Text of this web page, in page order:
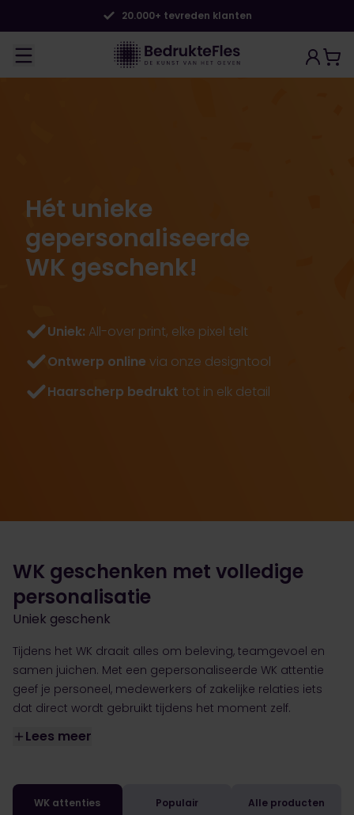
20.000+ tevreden klanten
Hét unieke
gepersonaliseerde
WK geschenk!
Uniek: All-over print, elke pixel telt
Ontwerp online via onze designtool
Haarscherp bedrukt tot in elk detail
WK geschenken met volledige
personalisatie
Uniek geschenk
Tijdens het WK draait alles om beleving, teamgevoel en
samen juichen. Met een gepersonaliseerde WK attentie
geef je personeel, medewerkers of zakelijke relaties iets
dat direct wordt gebruikt tijdens het moment zelf.
Lees meer
WK attenties Populair Alle producten